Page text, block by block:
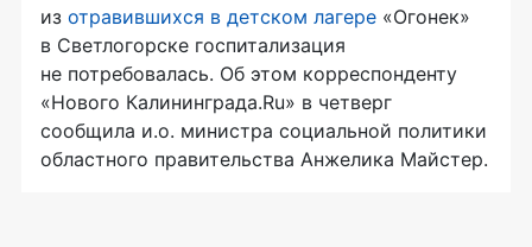
из отравившихся в детском лагере «Огонек»
в Светлогорске госпитализация
не потребовалась. Об этом корреспонденту
«Нового Калининграда.Ru» в четверг
сообщила и.о. министра социальной политики
областного правительства Анжелика Майстер.